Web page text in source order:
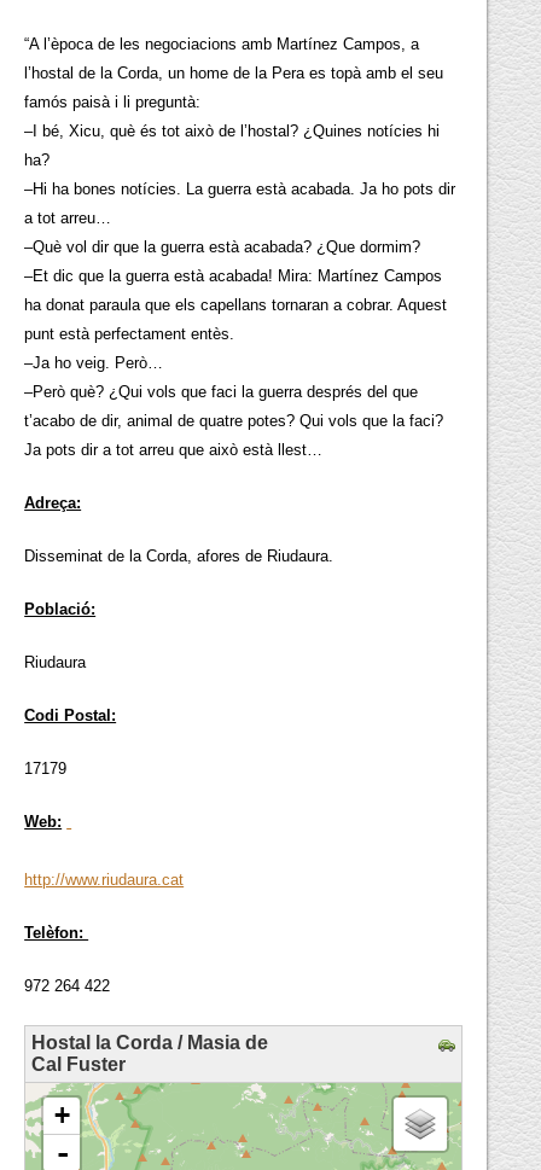
“A l’època de les negociacions amb Martínez Campos, a
l’hostal de la Corda, un home de la Pera es topà amb el seu
famós paisà i li preguntà:
–I bé, Xicu, què és tot això de l’hostal? ¿Quines notícies hi
ha?
–Hi ha bones notícies. La guerra està acabada. Ja ho pots dir
a tot arreu…
–Què vol dir que la guerra està acabada? ¿Que dormim?
–Et dic que la guerra està acabada! Mira: Martínez Campos
ha donat paraula que els capellans tornaran a cobrar. Aquest
punt està perfectament entès.
–Ja ho veig. Però…
–Però què? ¿Qui vols que faci la guerra després del que
t’acabo de dir, animal de quatre potes? Qui vols que la faci?
Ja pots dir a tot arreu que això està llest…
Adreça:
Disseminat de la Corda, afores de Riudaura.
Població:
Riudaura
Codi Postal:
17179
Web:
http://www.riudaura.cat
Telèfon:
972 264 422
Hostal la Corda / Masia de
Cal Fuster
loading map - please wait...
+
-